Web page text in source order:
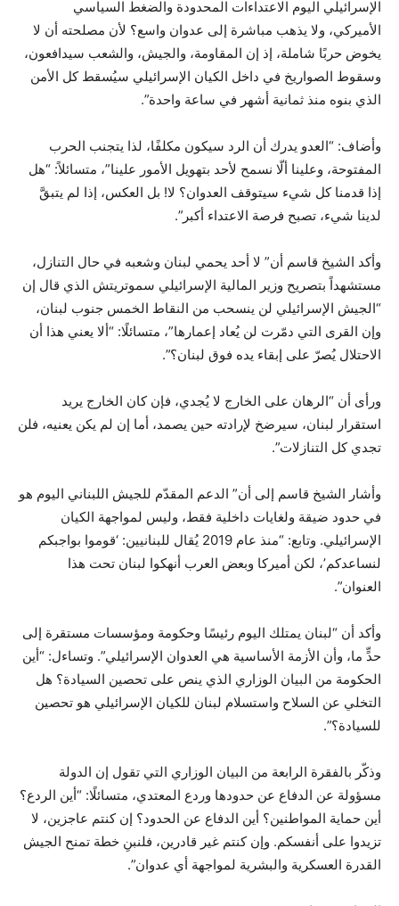
الإسرائيلي اليوم الاعتداءات المحدودة والضغط السياسي
الأميركي، ولا يذهب مباشرة إلى عدوان واسع؟ لأن مصلحته أن لا
يخوض حربًا شاملة، إذ إن المقاومة، والجيش، والشعب سيدافعون،
وسقوط الصواريخ في داخل الكيان الإسرائيلي سيُسقط كل الأمن
الذي بنوه منذ ثمانية أشهر في ساعة واحدة”.
وأضاف: “العدو يدرك أن الرد سيكون مكلفًا، لذا يتجنب الحرب
المفتوحة، وعلينا ألّا نسمح لأحد بتهويل الأمور علينا”، متسائلاً: “هل
إذا قدمنا كل شيء سيتوقف العدوان؟ لا! بل العكس، إذا لم يتبقَّ
لدينا شيء، تصبح فرصة الاعتداء أكبر”.
وأكد الشيخ قاسم أن” لا أحد يحمي لبنان وشعبه في حال التنازل،
مستشهداً بتصريح وزير المالية الإسرائيلي سموتريتش الذي قال إن
“الجيش الإسرائيلي لن ينسحب من النقاط الخمس جنوب لبنان،
وإن القرى التي دمّرت لن يُعاد إعمارها”، متسائلًا: “ألا يعني هذا أن
الاحتلال يُصرّ على إبقاء يده فوق لبنان؟”.
ورأى أن “الرهان على الخارج لا يُجدي، فإن كان الخارج يريد
استقرار لبنان، سيرضخ لإرادته حين يصمد، أما إن لم يكن يعنيه، فلن
تجدي كل التنازلات”.
وأشار الشيخ قاسم إلى أن” الدعم المقدّم للجيش اللبناني اليوم هو
في حدود ضيقة ولغايات داخلية فقط، وليس لمواجهة الكيان
الإسرائيلي. وتابع: “منذ عام 2019 يُقال للبنانيين: ‘قوموا بواجبكم
لنساعدكم’، لكن أميركا وبعض العرب أنهكوا لبنان تحت هذا
العنوان”.
وأكد أن “لبنان يمتلك اليوم رئيسًا وحكومة ومؤسسات مستقرة إلى
حدٍّ ما، وأن الأزمة الأساسية هي العدوان الإسرائيلي”. وتساءل: “أين
الحكومة من البيان الوزاري الذي ينص على تحصين السيادة؟ هل
التخلي عن السلاح واستسلام لبنان للكيان الإسرائيلي هو تحصين
للسيادة؟”.
وذكّر بالفقرة الرابعة من البيان الوزاري التي تقول إن الدولة
مسؤولة عن الدفاع عن حدودها وردع المعتدي، متسائلًا: “أين الردع؟
أين حماية المواطنين؟ أين الدفاع عن الحدود؟ إن كنتم عاجزين، لا
تزيدوا على أنفسكم. وإن كنتم غير قادرين، فلنبنِ خطة تمنح الجيش
القدرة العسكرية والبشرية لمواجهة أي عدوان”.